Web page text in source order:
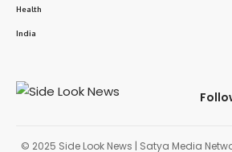
Health
India
© 2025 Side Look News | Satya Media